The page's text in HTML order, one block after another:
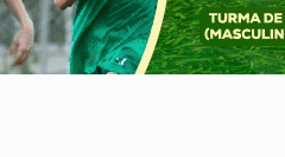
Transparência do
IGs de Rondônia entram em